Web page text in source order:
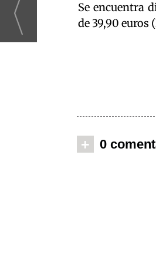
Se encuentra
de 39,90 euros
+ 0